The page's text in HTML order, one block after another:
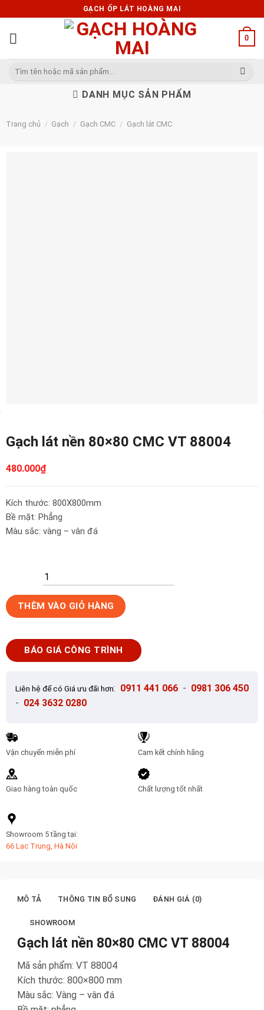
to
content
GẠCH ỐP LÁT HOÀNG MAI
0
Tìm
DANH MỤC SẢN PHẨM
Trang chủ / Gạch / Gạch CMC / Gạch lát CMC
Gạch lát nền 80×80 CMC VT 88004
480.000₫
Kích thước: 800X800mm
Bề mặt: Phẳng
Màu sắc: vàng – vân đá
Gạch
lát
80x80
CMC
lượng
THÊM VÀO GIỎ HÀNG
BÁO GIÁ CÔNG TRÌNH
Liên hệ để có Giá ưu đãi hơn: 0911 441 066 - 0981 306 450
- 024 3632 0280
Vận chuyển miễn phí
Giao hàng toàn quốc
Cam kết chính hãng
Chất lượng tốt nhất
Showroom 5 tầng tại:
66 Lạc Trung, Hà Nội
MÔ TẢ THÔNG TIN BỔ SUNG ĐÁNH GIÁ (0)
SHOWROOM
Gạch lát nền 80×80 CMC VT 88004
Mã sản phẩm: VT 88004
Kích thước: 800×800 mm
Màu sắc: Vàng – vân đá